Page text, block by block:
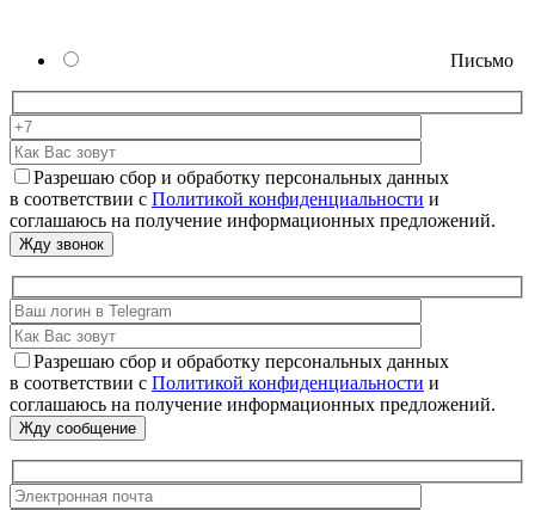
Письмо
Разрешаю сбор и обработку персональных данных
в соответствии с Политикой конфиденциальности и
соглашаюсь на получение информационных предложений.
Разрешаю сбор и обработку персональных данных
в соответствии с Политикой конфиденциальности и
соглашаюсь на получение информационных предложений.